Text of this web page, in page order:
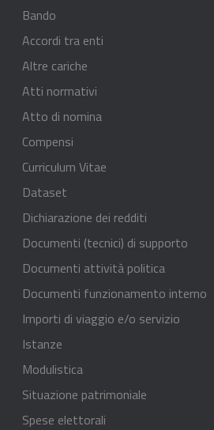
Bando
Accordi tra enti
Altre cariche
Atti normativi
Atto di nomina
Compensi
Curriculum Vitae
Dataset
Dichiarazione dei redditi
Documenti (tecnici) di supporto
Documenti attività politica
Documenti funzionamento interno
Importi di viaggio e/o servizio
Istanze
Modulistica
Situazione patrimoniale
Spese elettorali